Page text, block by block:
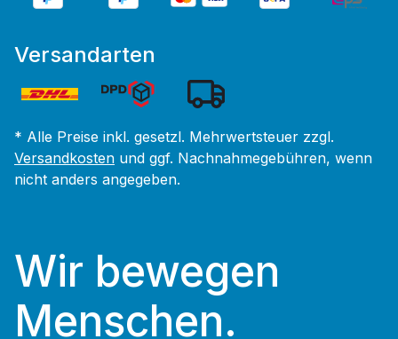
Versandarten
* Alle Preise inkl. gesetzl. Mehrwertsteuer zzgl.
Versandkosten und ggf. Nachnahmegebühren, wenn
nicht anders angegeben.
Wir bewegen
Menschen.